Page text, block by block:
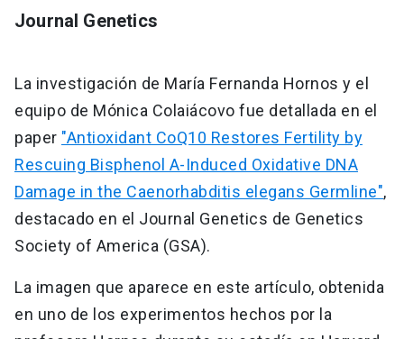
Journal Genetics
La investigación de María Fernanda Hornos y el
equipo de Mónica Colaiácovo fue detallada en el
paper "Antioxidant CoQ10 Restores Fertility by
Rescuing Bisphenol A-Induced Oxidative DNA
Damage in the Caenorhabditis elegans Germline",
destacado en el Journal Genetics de Genetics
Society of America (GSA).
La imagen que aparece en este artículo, obtenida
en uno de los experimentos hechos por la